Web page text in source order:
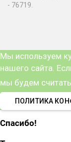
- 76719.
Мы используем
нашего сайта.
мы будем
ПОЛИТИКА
Спасибо!